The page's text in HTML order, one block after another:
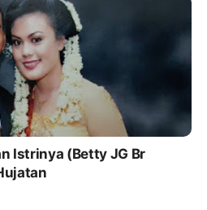
Istrinya (Betty JG Br